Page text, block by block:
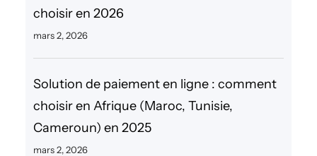
choisir en 2026
mars 2, 2026
Solution de paiement en ligne : comment
choisir en Afrique (Maroc, Tunisie,
Cameroun) en 2025
mars 2, 2026